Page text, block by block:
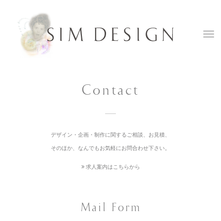
Contact
デザイン・企画・制作に関するご相談、お見積、
そのほか、なんでもお気軽にお問合わせ下さい。
求人案内はこちらから
Mail Form